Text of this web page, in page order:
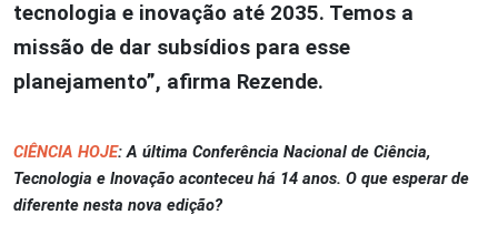
tecnologia e inovação até 2035. Temos a
missão de dar subsídios para esse
planejamento”, afirma Rezende.
CIÊNCIA HOJE: A última Conferência Nacional de Ciência,
Tecnologia e Inovação aconteceu há 14 anos. O que esperar de
diferente nesta nova edição?